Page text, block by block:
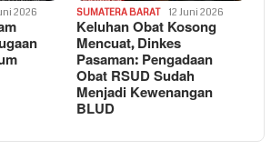
2026 SUMATERA BARAT 12 Juni 2026
Keluhan Obat Kosong
Mencuat, Dinkes
Pasaman: Pengadaan
Obat RSUD Sudah
Menjadi Kewenangan
BLUD